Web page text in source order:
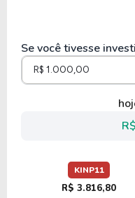
Se você tivesse
KINP11
R$ 3.816,80